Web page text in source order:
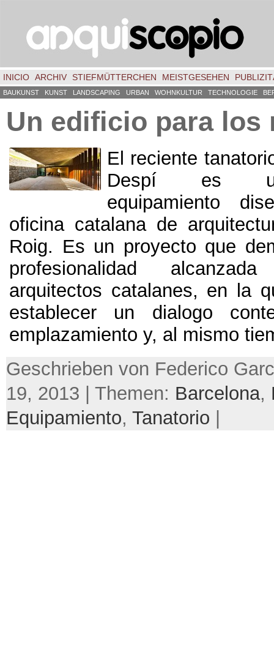
INICIO ARCHIV STIEFMÜTTERCHEN MEISTGESEHEN
BAUKUNST KUNST LANDSCAPING URBAN WOHNKULTUR TECHNOLOGIE
Un edificio para los
El reciente
Despí es
equipamiento
oficina catalana de
Roig. Es un proyecto que
profesionalidad
arquitectos catalanes, en la
establecer un dialogo
emplazamiento y, al mismo
Geschrieben von Federico
19, 2013 | Themen: Barcelona,
Equipamiento, Tanatorio |